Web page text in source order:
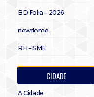
BD Folia – 2026
newdome
RH – SME
CIDADE
A Cidade